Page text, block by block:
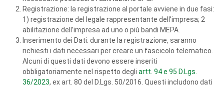
Registrazione: la registrazione al portale avviene in due fasi:
1) registrazione del legale rappresentante dell’impresa; 2
abilitazione dell’impresa ad uno o più bandi MEPA.
Inserimento dei Dati: durante la registrazione, saranno
richiesti i dati necessari per creare un fascicolo telematico.
Alcuni di questi dati devono essere inseriti
obbligatoriamente nel rispetto degli artt. 94 e 95 D.Lgs.
36/2023, ex art. 80 del D.Lgs. 50/2016. Questi includono dati